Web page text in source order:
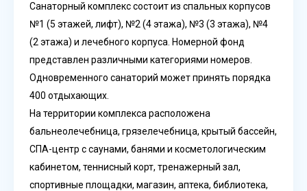
Санаторный комплекс состоит из спальных корпусов
№1 (5 этажей, лифт), №2 (4 этажа), №3 (3 этажа), №4
(2 этажа) и лечебного корпуса. Номерной фонд
представлен различными категориями номеров.
Одновременного санаторий может принять порядка
400 отдыхающих.
На территории комплекса расположена
бальнеолечебница, грязелечебница, крытый бассейн,
СПА-центр с саунами, банями и косметологическим
кабинетом, теннисный корт, тренажерный зал,
спортивные площадки, магазин, аптека, библиотека,